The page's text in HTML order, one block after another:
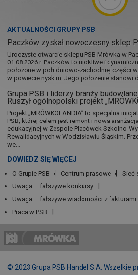
AKTUALNOŚCI GRUPY PSB
Paczków zyskał nowoczesny sklep
Uroczyste otwarcie sklepu PSB Mrówka w
01.08.2026 r. Paczków to urokliwe i
położone w południowo-zachodniej części
w powiecie nyskim. Jego położenie stanowi
Grupa PSB i liderzy branży
Ruszył ogólnopolski projekt
Projekt „MRÓWKOLANDIA” to specjalna
PSB, której celem jest remont i nowa
edukacyjnej w Zespole Placówek Szkolno-
Rewalidacyjnych w Wodzisławiu Śląskim.
we...
DOWIEDZ SIĘ WIĘCEJ
O Grupie PSB Centrum prasowe Sieć
Uwaga – fałszywe konkursy
Uwaga – fałszywe wiadomości z fakturami
Praca w PSB
© 2023 Grupa PSB Handel S.A. Wszelkie